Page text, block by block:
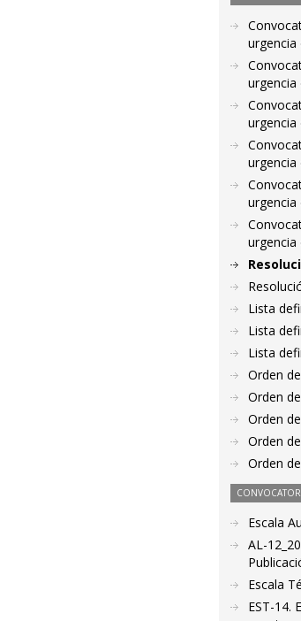
urgencia
urgencia
urgencia
urgencia
urgencia
Lista
Lista
Lista
Orden
Orden
Orden
Orden
Orden
Escala
AL-
Escala
EST-14.